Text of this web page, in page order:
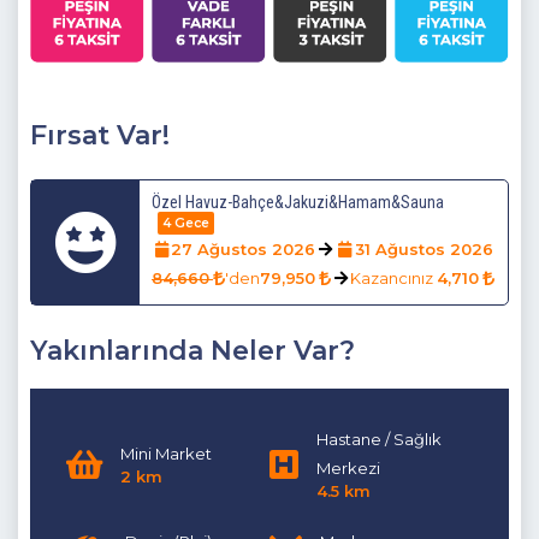
şartlarından dolayı kullanıma kapatılmasından dolayı
boşaltılmaktadır.
Fırsat Var!
Özel Havuz-Bahçe&Jakuzi&Hamam&Sauna
4 Gece
27 Ağustos 2026
31 Ağustos 2026
84,660
'den79,950 Kazancınız 4,710
Yakınlarında Neler Var?
Mini Market
2 km
Hastane / Sağlık
Merkezi
4.5 km